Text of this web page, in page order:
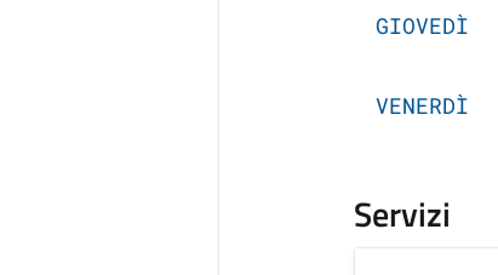
GIOVEDÌ
VENERDÌ
Servizi